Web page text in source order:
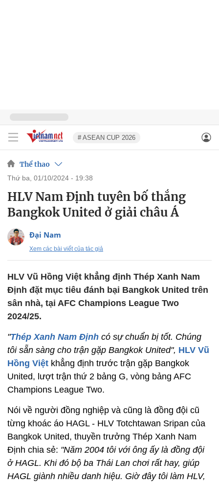
# ASEAN CUP 2026
Thể thao
thứ ba, 01/10/2024 - 19:38
HLV Nam Định tuyên bố thắng
Bangkok United ở giải châu Á
Đại Nam
Xem các bài viết của tác giả
HLV Vũ Hồng Việt khẳng định Thép Xanh Nam
Định đặt mục tiêu đánh bại Bangkok United trên
sân nhà, tại AFC Champions League Two
2024/25.
"Thép Xanh Nam Định có sự chuẩn bị tốt. Chúng
tôi sẵn sàng cho trận gặp Bangkok United", HLV Vũ
Hồng Việt khẳng định trước trận gặp Bangkok
United, lượt trận thứ 2 bảng G, vòng bảng AFC
Champions League Two.
Nói về người đồng nghiệp và cũng là đồng đội cũ
từng khoác áo HAGL - HLV Totchtawan Sripan của
Bangkok United, thuyền trưởng Thép Xanh Nam
Định chia sẻ: "Năm 2004 tôi với ông ấy là đồng đội
ở HAGL. Khi đó bộ ba Thái Lan chơi rất hay, giúp
HAGL giành nhiều danh hiệu. Giờ đây tôi làm HLV,